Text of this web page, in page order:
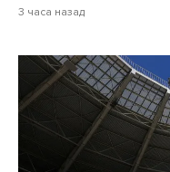
3 часа назад